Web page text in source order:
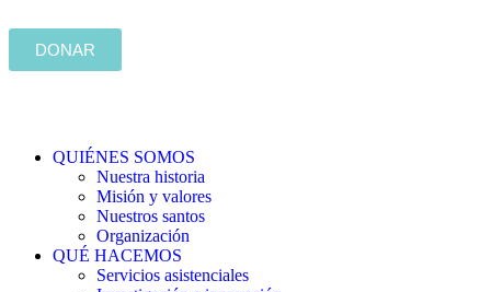
DONAR
QUIÉNES SOMOS
Nuestra historia
Misión y valores
Nuestros santos
Organización
QUÉ HACEMOS
Servicios asistenciales